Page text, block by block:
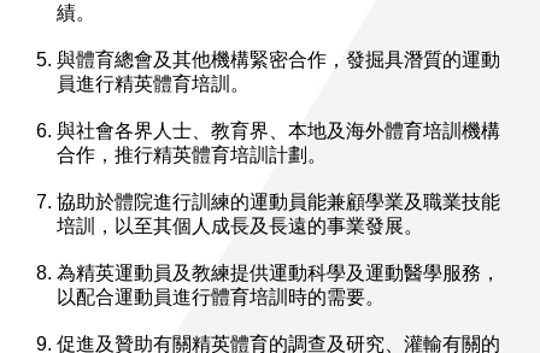
績。
與體育總會及其他機構緊密合作，發掘具潛質的運動
員進行精英體育培訓。
與社會各界人士、教育界、本地及海外體育培訓機構
合作，推行精英體育培訓計劃。
協助於體院進行訓練的運動員能兼顧學業及職業技能
培訓，以至其個人成長及長遠的事業發展。
為精英運動員及教練提供運動科學及運動醫學服務，
以配合運動員進行體育培訓時的需要。
促進及贊助有關精英體育的調查及研究、灌輸有關的